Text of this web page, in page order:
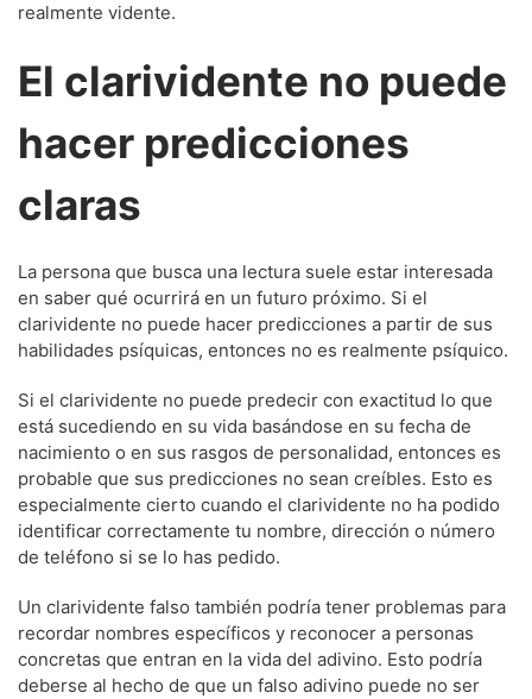
realmente vidente.
El clarividente no puede
hacer predicciones
claras
La persona que busca una lectura suele estar interesada
en saber qué ocurrirá en un futuro próximo. Si el
clarividente no puede hacer predicciones a partir de sus
habilidades psíquicas, entonces no es realmente psíquico.
Si el clarividente no puede predecir con exactitud lo que
está sucediendo en su vida basándose en su fecha de
nacimiento o en sus rasgos de personalidad, entonces es
probable que sus predicciones no sean creíbles. Esto es
especialmente cierto cuando el clarividente no ha podido
identificar correctamente tu nombre, dirección o número
de teléfono si se lo has pedido.
Un clarividente falso también podría tener problemas para
recordar nombres específicos y reconocer a personas
concretas que entran en la vida del adivino. Esto podría
deberse al hecho de que un falso adivino puede no ser